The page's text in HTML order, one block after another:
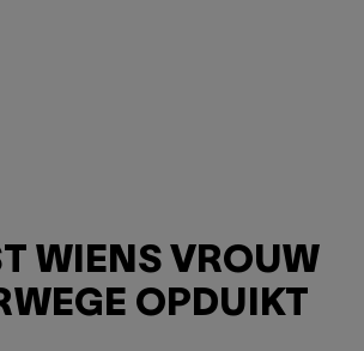
WIENS VROUW
OPDUIKT